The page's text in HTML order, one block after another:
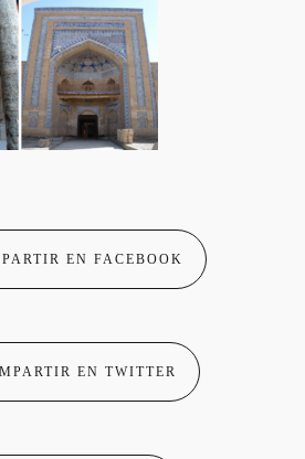
EN FACEBOOK
EN TWITTER